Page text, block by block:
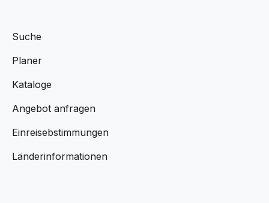
Suche
Planer
Kataloge
Angebot anfragen
Einreisebstimmungen
Länderinformationen